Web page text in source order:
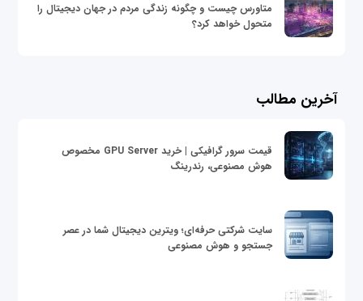
متاورس چیست و چگونه زندگی مردم در جهان دیجیتال را
متحول خواهد کرد؟
آخرین مطالب
قیمت سرور گرافیکی | خرید GPU Server مخصوص
هوش مصنوعی، رندرینگ
سایت شرکتی حرفه‌ای؛ ویترین دیجیتال شما در عصر
جستجو و هوش مصنوعی